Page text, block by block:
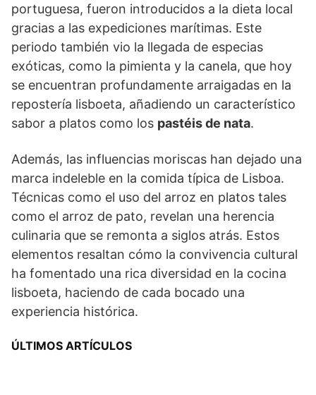
portuguesa, fueron introducidos a la dieta local
gracias a las expediciones marítimas. Este
periodo también vio la llegada de especias
exóticas, como la pimienta y la canela, que hoy
se encuentran profundamente arraigadas en la
repostería lisboeta, añadiendo un característico
sabor a platos como los pastéis de nata.
Además, las influencias moriscas han dejado una
marca indeleble en la comida típica de Lisboa.
Técnicas como el uso del arroz en platos tales
como el arroz de pato, revelan una herencia
culinaria que se remonta a siglos atrás. Estos
elementos resaltan cómo la convivencia cultural
ha fomentado una rica diversidad en la cocina
lisboeta, haciendo de cada bocado una
experiencia histórica.
ÚLTIMOS ARTÍCULOS